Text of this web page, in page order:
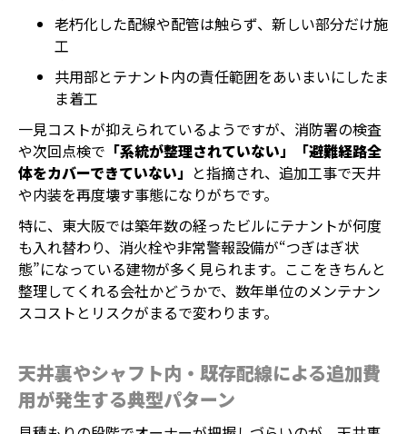
老朽化した配線や配管は触らず、新しい部分だけ施
工
共用部とテナント内の責任範囲をあいまいにしたま
ま着工
一見コストが抑えられているようですが、消防署の検査
や次回点検で 「系統が整理されていない」「避難経路全
体をカバーできていない」 と指摘され、追加工事で天井
や内装を再度壊す事態になりがちです。
特に、東大阪では築年数の経ったビルにテナントが何度
も入れ替わり、消火栓や非常警報設備が“つぎはぎ状
態”になっている建物が多く見られます。ここをきちんと
整理してくれる会社かどうかで、数年単位のメンテナン
スコストとリスクがまるで変わります。
天井裏やシャフト内・既存配線による追加費
用が発生する典型パターン